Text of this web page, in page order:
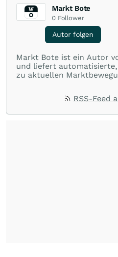
Markt Bote
0 Follower
Autor folgen
Markt Bote ist ein Autor
und liefert
zu aktuellen
stehen Tops und Flops,
Rohstoffe oder Krypto –
RSS-Feed